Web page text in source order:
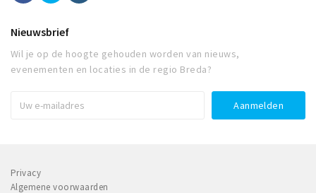
Nieuwsbrief
Wil je op de hoogte gehouden worden van nieuws,
evenementen en locaties in de regio Breda?
Privacy
Algemene voorwaarden